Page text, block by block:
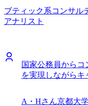
ら、35歳までにはマネ
にステップアップして
ブティック系コンサル
アナリスト
国家公務員から
を実現しながら
A・Hさん京都大学